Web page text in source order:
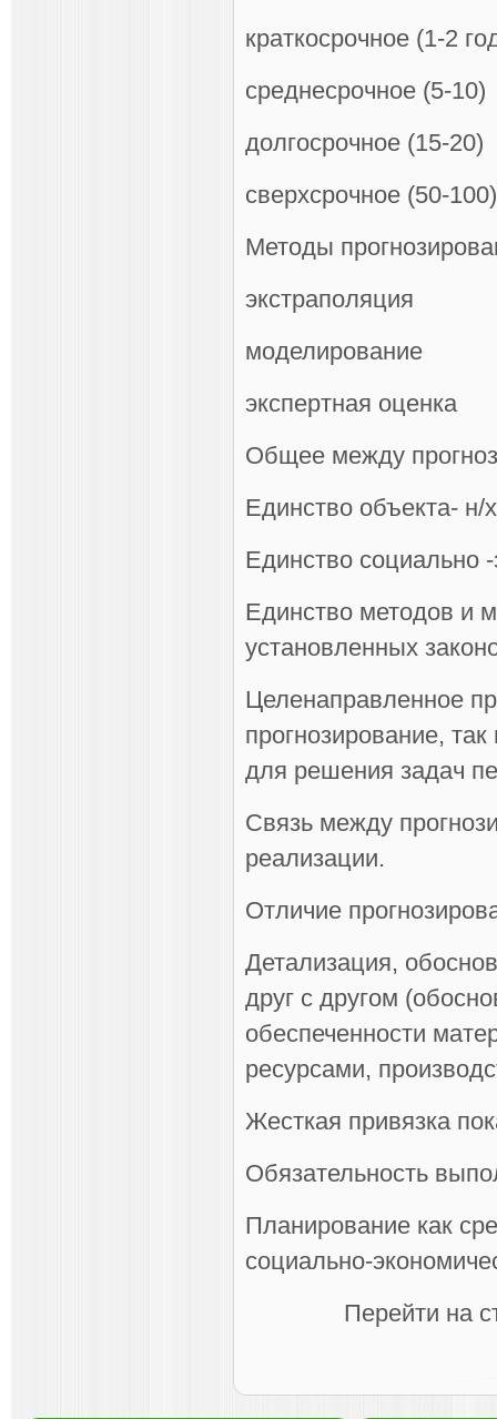
краткосрочное (1-2
среднесрочное (5-10)
долгосрочное (15-20)
сверхсрочное (50-100)
Методы
экстраполяция
моделирование
экспертная оценка
Общее между
Единство объекта-
Единство социально
Единство методов и
установленных
Целенаправленное
прогнозирование,
для решения задач
Связь между
реализации.
Отличие
Детализация,
друг с другом
обеспеченности
ресурсами,
Жесткая привязка
Обязательность
Планирование как
социально-
Перейти на